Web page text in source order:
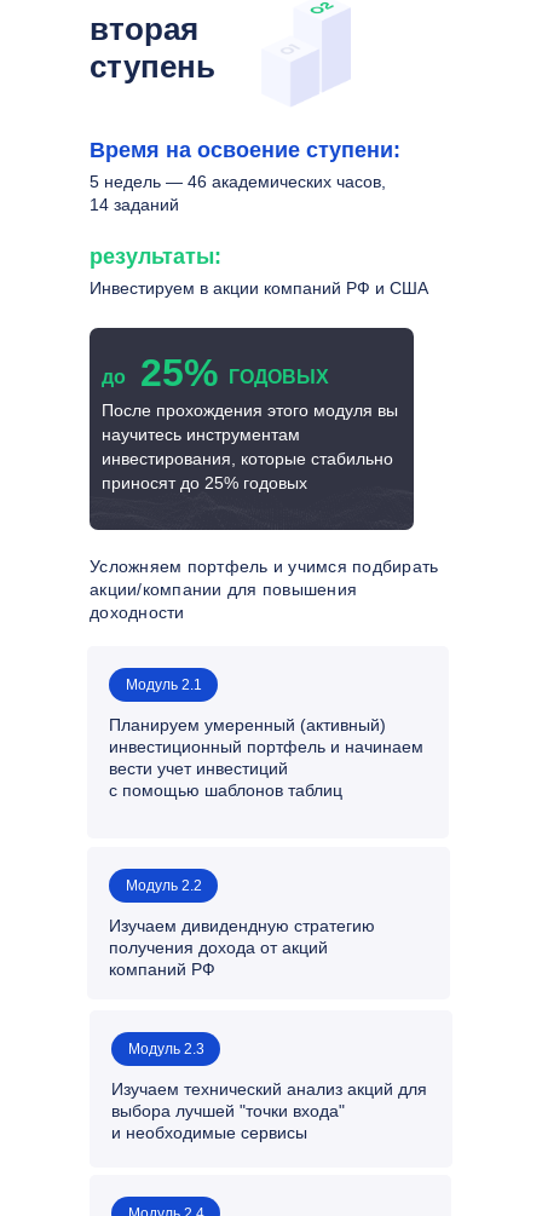
вторая
ступень
Усложняем портфель и учимся подбирать
акции/компании для повышения
доходности
Модуль 2.1
Планируем умеренный (активный)
инвестиционный портфель и начинаем
вести учет инвестиций
с помощью шаблонов таблиц
Модуль 2.2
Изучаем дивидендную стратегию
получения дохода от акций
компаний РФ
Модуль 2.3
Изучаем технический анализ акций для
выбора лучшей "точки входа"
и необходимые сервисы
Время на освоение ступени:
5 недель — 46 академических часов,
14 заданий
результаты:
Инвестируем в акции компаний РФ и США
После прохождения этого модуля вы
научитесь инструментам
инвестирования, которые стабильно
приносят до 25% годовых
до 25% ГОДОВЫХ